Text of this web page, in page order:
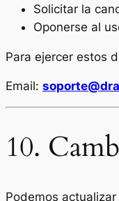
Solicitar la
Oponerse al
Para ejercer estos
Email:
10.
Podemos